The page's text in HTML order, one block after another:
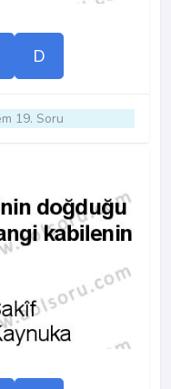
D
19. Soru